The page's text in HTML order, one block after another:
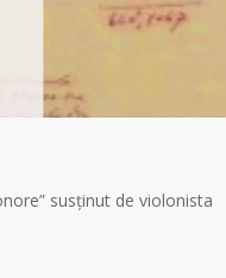
susținut de violonista